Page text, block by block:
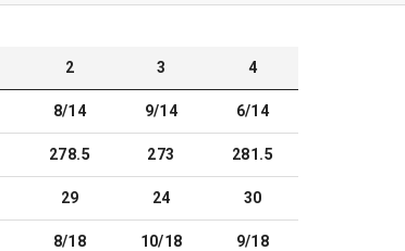
2 3 4
8/14 9/14 6/14
278.5 273 281.5
29 24 30
8/18 10/18 9/18